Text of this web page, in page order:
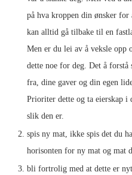
på hva kroppen din ønsker for
kan alltid gå tilbake til en
Men er du lei av å veksle opp
dette noe for deg. Det å
fra, dine gaver og din egen
Prioriter dette og ta eierskap i
slik den er.
spis ny mat, ikke spis det du
horisonten for ny mat og mat
bli fortrolig med at dette er